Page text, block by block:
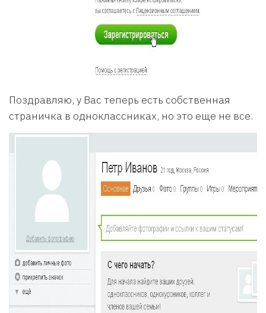
Поздравляю, у Вас теперь есть собственная
страничка в одноклассниках, но это еще не все.